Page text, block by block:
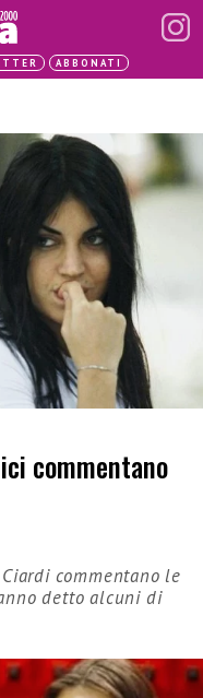
ABBONATI
commentano
commentano le
detto alcuni di